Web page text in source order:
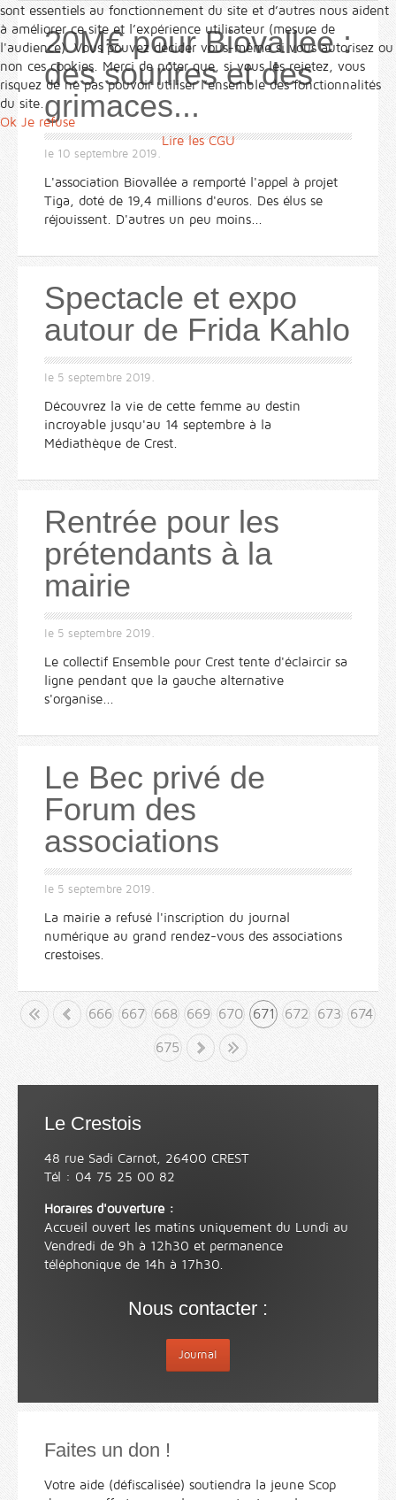
20M€ pour Biovallée :
des sourires et des
grimaces...
le 10 septembre 2019.
L'association Biovallée a remporté l'appel à projet
Tiga, doté de 19,4 millions d'euros. Des élus se
réjouissent. D'autres un peu moins...
Spectacle et expo
autour de Frida Kahlo
le 5 septembre 2019.
Découvrez la vie de cette femme au destin
incroyable jusqu'au 14 septembre à la
Médiathèque de Crest.
Rentrée pour les
prétendants à la
mairie
le 5 septembre 2019.
Le collectif Ensemble pour Crest tente d'éclaircir sa
ligne pendant que la gauche alternative
s'organise...
Le Bec privé de
Forum des
associations
le 5 septembre 2019.
La mairie a refusé l'inscription du journal
numérique au grand rendez-vous des associations
crestoises.
« 666 667 668 669 670 671 672 673 674
675
» Fin
Le Crestois
48 rue Sadi Carnot, 26400 CREST
Tél : 04 75 25 00 82
Horaires d'ouverture :
Accueil ouvert les matins uniquement du Lundi au
Vendredi de 9h à 12h30 et permanence
téléphonique de 14h à 17h30.
Nous contacter :
Journal
Faites un don !
Votre aide (défiscalisée) soutiendra la jeune Scop
sont essentiels au fonctionnement du site et d’autres nous aident
à améliorer ce site et l’expérience utilisateur (mesure de
l'audience). Vous pouvez décider vous-même si vous autorisez ou
non ces cookies. Merci de noter que, si vous les rejetez, vous
risquez de ne pas pouvoir utiliser l’ensemble des fonctionnalités
du site.
Ok Je refuse
Lire les CGU